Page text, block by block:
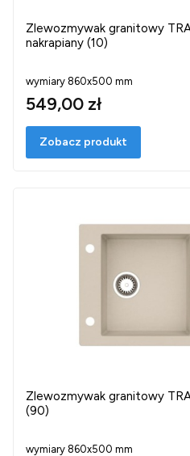
Zlewozmywak granitowy
nakrapiany (10)
wymiary 860x500 mm
549,00 zł
Zobacz produkt
Zlewozmywak granitowy
(90)
wymiary 860x500 mm